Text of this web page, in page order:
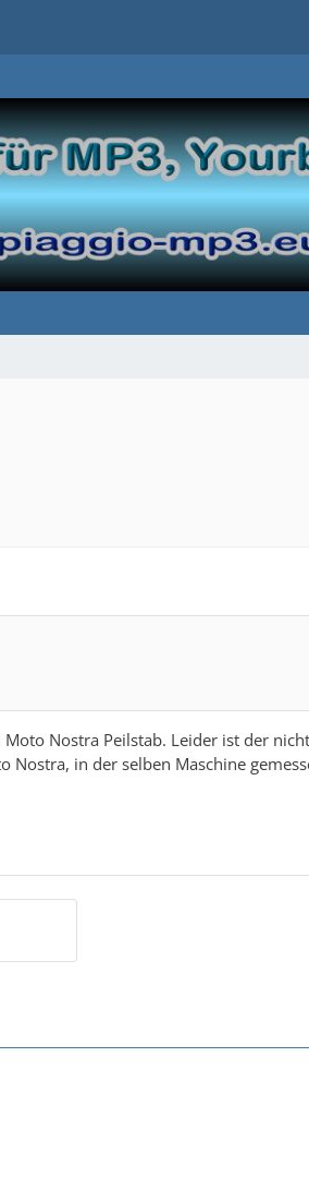
Nostra Peilstab. Leider ist der
Nostra, in der selben Maschine